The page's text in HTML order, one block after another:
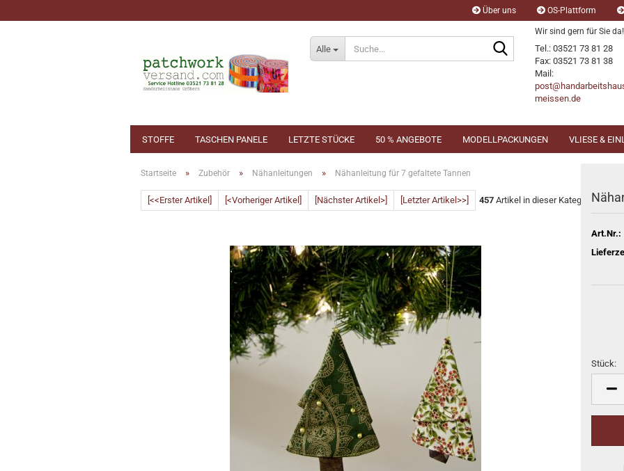
Über uns OS-Plattform
Alle
Wir sind gern für Sie da!
Tel.: 03521 73 81 28
Fax: 03521 73 81 38
Mail:
meissen.de
STOFFE TASCHEN PANELE LETZTE STÜCKE 50 % ANGEBOTE MODELLPACKUNGEN VLIESE &
Startseite » Zubehör » Nähanleitungen » Nähanleitung für 7 gefaltete Tannen
[<<Erster Artikel] [<Vorheriger Artikel] [Nächster Artikel>] [Letzter Artikel>>] 457 Artikel in dieser Kategorie
Art.Nr.:
Stück:
Stück